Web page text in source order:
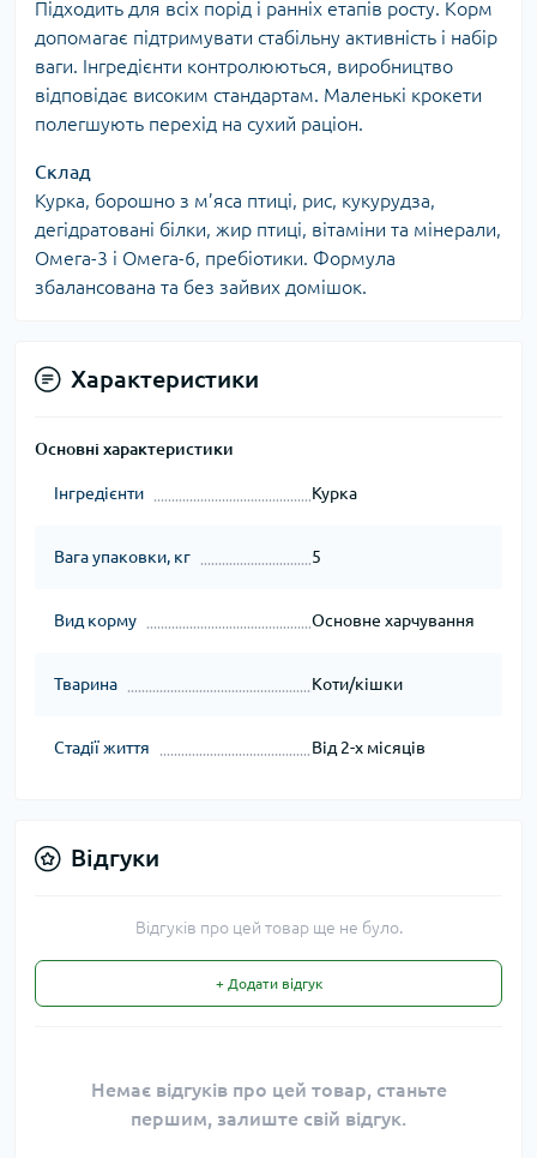
Підходить для всіх порід і ранніх етапів росту. Корм
допомагає підтримувати стабільну активність і набір
ваги. Інгредієнти контролюються, виробництво
відповідає високим стандартам. Маленькі крокети
полегшують перехід на сухий раціон.
Склад
Курка, борошно з м’яса птиці, рис, кукурудза,
дегідратовані білки, жир птиці, вітаміни та мінерали,
Омега-3 і Омега-6, пребіотики. Формула
збалансована та без зайвих домішок.
Характеристики
Основні характеристики
Інгредієнти Курка
Вага упаковки, кг 5
Вид корму Основне харчування
Тварина Коти/кішки
Стадії життя Від 2-х місяців
Відгуки
Відгуків про цей товар ще не було.
+ Додати відгук
Немає відгуків про цей товар, станьте
першим, залиште свій відгук.